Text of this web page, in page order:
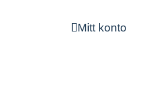
Mitt konto